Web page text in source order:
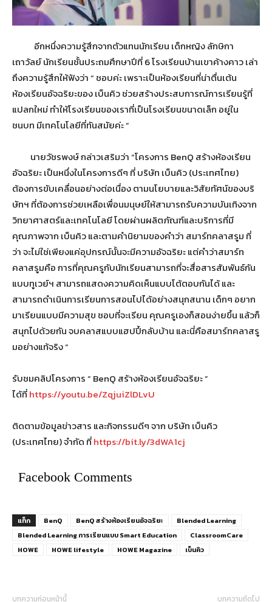
อีกหนึ่งความรู้สึกจากตัวแทนนักเรียน เด็กหญิง ลักษิกา
เถาวัลย์ นักเรียนชั้นประถมศึกษาปีที่ 6 โรงเรียนบ้านเขาค้างคาว เล่า
ถึงความรู้สึกให้ฟังว่า “ ชอบค่ะ เพราะเป็นห้องเรียนที่น่าตื่นเต้น
ห้องเรียนอัจฉริยะของ เบ็นคิว ช่วยสร้างประสบการณ์การเรียนรู้ที่
แปลกใหม่ ทำให้โรงเรียนของเราที่เป็นโรงเรียนขนาดเล็ก อยู่ใน
ชนบท มีเทคโนโลยีที่ทันสมัยค่ะ ”
นายวัชรพงษ์ กล่าวเสริมว่า “โครงการ BenQ สร้างห้องเรียน
อัจฉริยะ เป็นหนึ่งในโครงการดีๆ ที่ บริษัท เบ็นคิว (ประเทศไทย)
ต้องการขับเคลื่อนอย่างต่อเนื่อง ตามนโยบายและวิสัยทัศน์ของบริ
ษัทฯ ที่ต้องการช่วยเหลือเพื่อนมนุษย์ให้สามารถรับความบันเทิงจาก
วิทยาศาสตร์และเทคโนโลยี โดยผ่านผลิตภัณฑ์และบริการที่มี
คุณภาพจาก เบ็นคิว และตามคำนิยามของคำว่า สมาร์ทคลาสรูม ที่
ว่า จะไม่ใช่เพียงแค่อุปกรณ์นั้นจะมีความอัจฉริยะ แต่คำว่าสมาร์ท
คลาสรูมคือ การที่คุณครูกับนักเรียนสามารถที่จะสื่อสารสัมพันธ์กัน
แบบทูเวย์ฯ สามารถแสดงความคิดเห็นแบบโต้ตอบกันได้ และ
สามารถดำเนินการเรียนการสอนไปได้อย่างสนุกสนาน เด็กๆ อยาก
มาเรียนแบบมีความสุข ชอบที่จะเรียน คุณครูเองก็สอนง่ายขึ้น แล้วก็
สนุกไปด้วยกัน จบคลาสแบบแฮปปี้กลับบ้าน และนี่คือสมาร์ทคลาสรู
มอย่างแท้จริง ”
รับชมคลิปโครงการ “ BenQ สร้างห้องเรียนอัจฉริยะ ”
ได้ที่https://youtu.be/ZqjuiZlDLvU
ติดตามข้อมูลข่าวสาร และกิจกรรมดีๆ จาก บริษัท เบ็นคิว
(ประเทศไทย) จำกัด ที่https://bit.ly/3dWA1cj
Facebook Comments
แท็ก BenQ BenQ สร้างห้องเรียนอัจฉริยะ
Blended Learning
Blended Learning การเรียนแบบ Smart Education
ClassroomCare
HOWE
HOWE lifestyle HOWE Magazine เบ็นคิว
บทความก่อนหน้านี้ บทความถัดไป